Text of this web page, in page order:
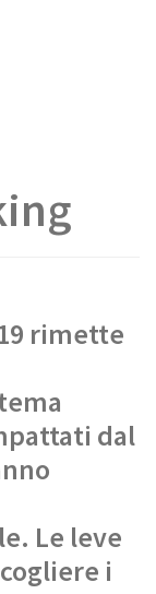
rimette
dal
Le leve
i